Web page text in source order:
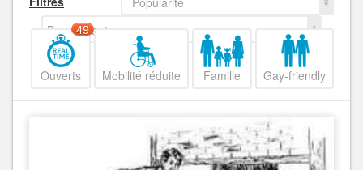
Decroissant
Ouverts
49
Mobilité réduite Famille Gay-friendly